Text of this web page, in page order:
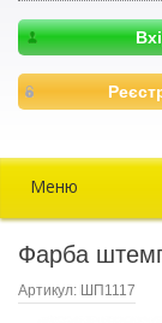
Меню
Фарба
Артикул: ШП1117